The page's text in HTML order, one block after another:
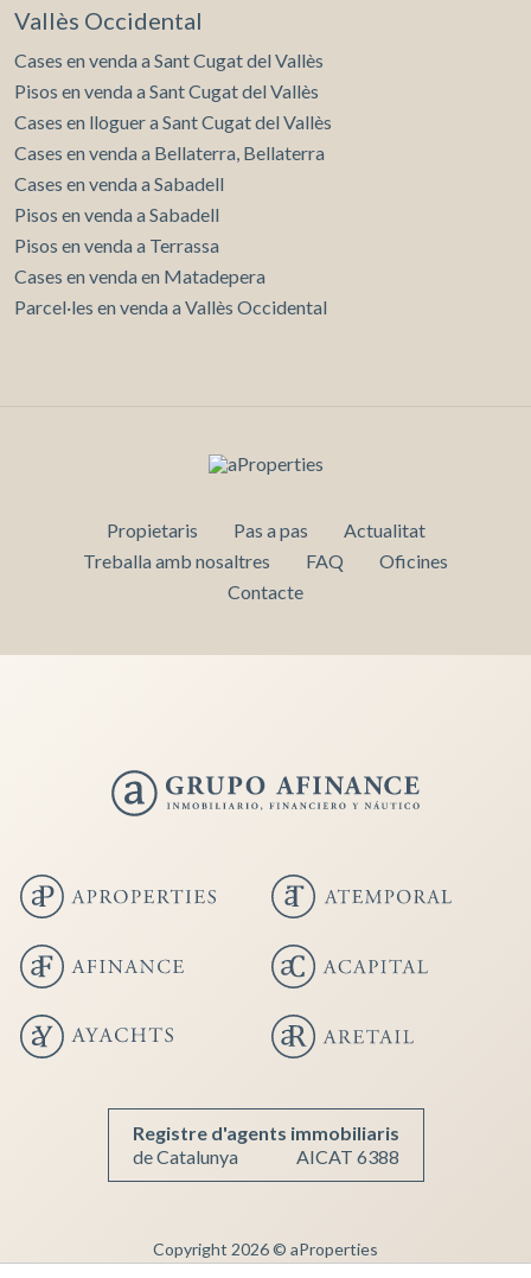
Vallès Occidental
Cases en venda a Sant Cugat del Vallès
Pisos en venda a Sant Cugat del Vallès
Cases en lloguer a Sant Cugat del Vallès
Cases en venda a Bellaterra, Bellaterra
Cases en venda a Sabadell
Pisos en venda a Sabadell
Pisos en venda a Terrassa
Cases en venda en Matadepera
Parcel·les en venda a Vallès Occidental
Propietaris Pas a pas
Actualitat
Treballa amb nosaltres
FAQ
Oficines
Contacte
Registre d'agents immobiliaris
de Catalunya
AICAT 6388
Copyright 2026 © aProperties
Guardar configuració Acceptar totes